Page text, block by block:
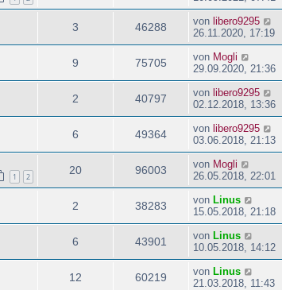
3 46288 von libero9295
26.11.2020, 17:19
9 75705 von Mogli
29.09.2020, 21:36
2 40797 von libero9295
02.12.2018, 13:36
6 49364 von libero9295
03.06.2018, 21:13
1 2
20 96003 von Mogli
26.05.2018, 22:01
2 38283 von Linus
15.05.2018, 21:18
6 43901 von Linus
10.05.2018, 14:12
12 60219 von Linus
21.03.2018, 11:43